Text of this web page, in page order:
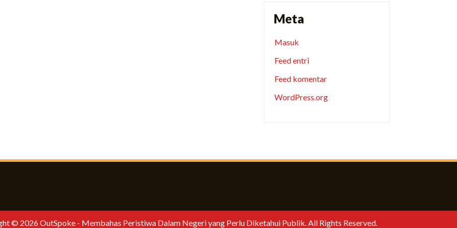
Meta
Masuk
Feed entri
Feed komentar
WordPress.org
© 2026 OutSpoke - Membahas Peristiwa Dalam Negeri yang Perlu Diketahui Publik. All Rights Reserved.